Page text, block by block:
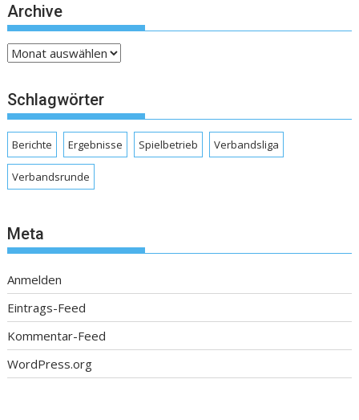
Archive
Archive
Schlagwörter
Berichte Ergebnisse Spielbetrieb Verbandsliga
Verbandsrunde
Meta
Anmelden
Eintrags-Feed
Kommentar-Feed
WordPress.org